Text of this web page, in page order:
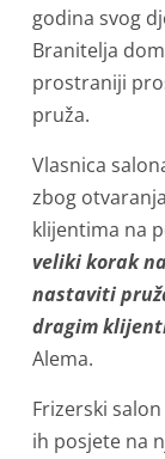
godina svog
Branitelja
prostraniji
pruža.
Vlasnica
zbog
klijentima na
veliki korak
nastaviti
dragim
Alema.
Frizerski
ih posjete na